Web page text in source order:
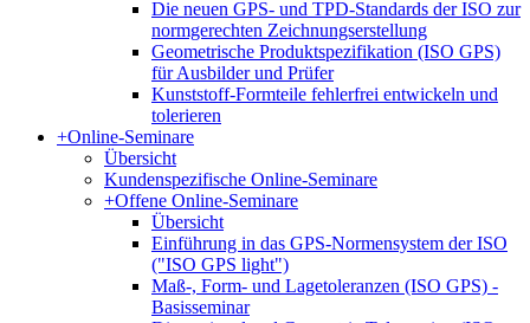
Die neuen GPS- und TPD-Standards der ISO zur
normgerechten Zeichnungserstellung
Geometrische Produktspezifikation (ISO GPS)
für Ausbilder und Prüfer
Kunststoff-Formteile fehlerfrei entwickeln und
tolerieren
+Online-Seminare
Übersicht
Kundenspezifische Online-Seminare
+Offene Online-Seminare
Übersicht
Einführung in das GPS-Normensystem der ISO
("ISO GPS light")
Maß-, Form- und Lagetoleranzen (ISO GPS) -
Basisseminar